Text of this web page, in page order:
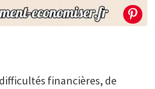
financières, de